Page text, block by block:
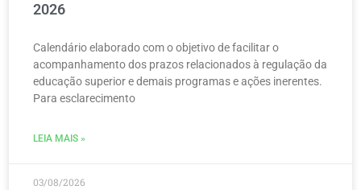
2026
Calendário elaborado com o objetivo de facilitar o
acompanhamento dos prazos relacionados à regulação da
educação superior e demais programas e ações inerentes.
Para esclarecimento
LEIA MAIS »
03/08/2026